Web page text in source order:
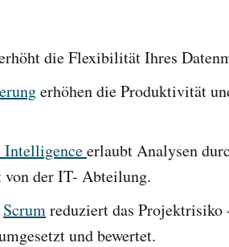
die Flexibilität Ihres
erhöhen die Produktivität
Intelligenceerlaubt Analysen
von der IT- Abteilung.
Scrumreduziert das Projektrisiko
und bewertet.